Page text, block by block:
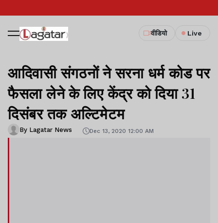
वीडियो Live
आदिवासी संगठनों ने सरना धर्म कोड पर
फैसला लेने के लिए केंद्र को दिया 31
दिसंबर तक अल्टिमेटम
By Lagatar News Dec 13, 2020 12:00 AM